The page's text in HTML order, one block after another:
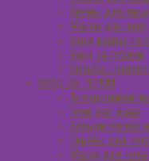
Кремы для лица
Масло для лица
Уход вокруг глаз
Уход за губами
Борьба с
УХОД ЗА ТЕЛОМ
Гели для душа
Бельди мягкое
Скрабы для
Маски для тела